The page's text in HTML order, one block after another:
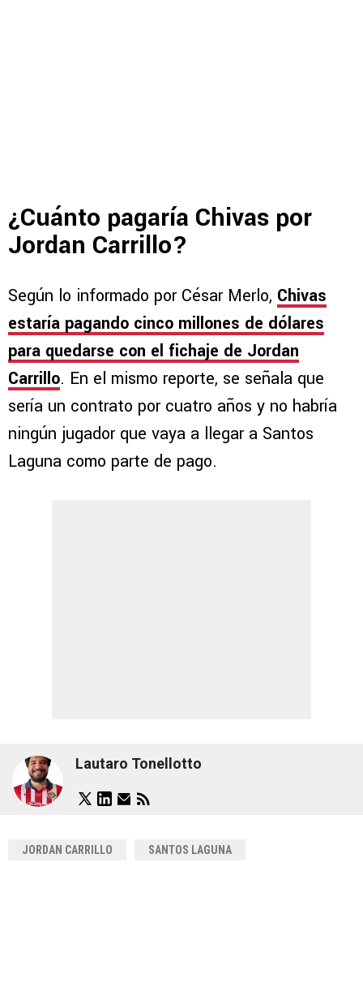
¿Cuánto pagaría Chivas por
Jordan Carrillo?
Según lo informado por César Merlo, Chivas
estaría pagando cinco millones de dólares
para quedarse con el fichaje de Jordan
Carrillo. En el mismo reporte, se señala que
sería un contrato por cuatro años y no habría
ningún jugador que vaya a llegar a Santos
Laguna como parte de pago.
Lautaro Tonellotto
JORDAN CARRILLO SANTOS LAGUNA